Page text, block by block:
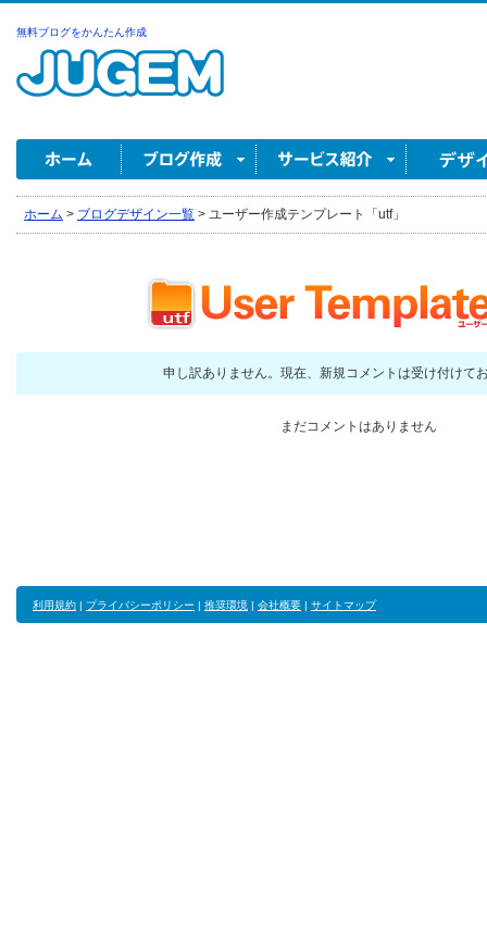
無料ブログをかんたん作成
ホーム > ブログデザイン一覧 > ユーザー作成テンプレート「utf」
申し訳ありません。現在、新規コメントは受け付けて
まだコメントはありません
利用規約 | プライバシーポリシー | 推奨環境 | 会社概要 | サイトマップ